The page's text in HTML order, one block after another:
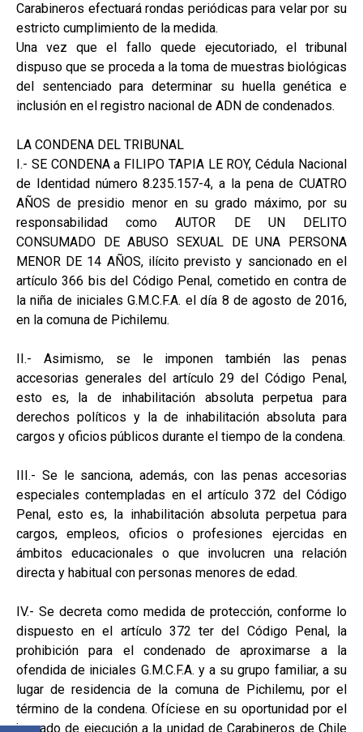
Carabineros efectuará rondas periódicas para velar por su
estricto cumplimiento de la medida.
Una vez que el fallo quede ejecutoriado, el tribunal
dispuso que se proceda a la toma de muestras biológicas
del sentenciado para determinar su huella genética e
inclusión en el registro nacional de ADN de condenados.
LA CONDENA DEL TRIBUNAL
I.- SE CONDENA a FILIPO TAPIA LE ROY, Cédula Nacional
de Identidad número 8.235.157-4, a la pena de CUATRO
AÑOS de presidio menor en su grado máximo, por su
responsabilidad como AUTOR DE UN DELITO
CONSUMADO DE ABUSO SEXUAL DE UNA PERSONA
MENOR DE 14 AÑOS, ilícito previsto y sancionado en el
artículo 366 bis del Código Penal, cometido en contra de
la niña de iniciales G.M.C.F.A. el día 8 de agosto de 2016,
en la comuna de Pichilemu.
II.- Asimismo, se le imponen también las penas
accesorias generales del artículo 29 del Código Penal,
esto es, la de inhabilitación absoluta perpetua para
derechos políticos y la de inhabilitación absoluta para
cargos y oficios públicos durante el tiempo de la condena.
III.- Se le sanciona, además, con las penas accesorias
especiales contempladas en el artículo 372 del Código
Penal, esto es, la inhabilitación absoluta perpetua para
cargos, empleos, oficios o profesiones ejercidas en
ámbitos educacionales o que involucren una relación
directa y habitual con personas menores de edad.
IV.- Se decreta como medida de protección, conforme lo
dispuesto en el artículo 372 ter del Código Penal, la
prohibición para el condenado de aproximarse a la
ofendida de iniciales G.M.C.F.A. y a su grupo familiar, a su
lugar de residencia de la comuna de Pichilemu, por el
término de la condena. Ofíciese en su oportunidad por el
juzgado de ejecución a la unidad de Carabineros de Chile